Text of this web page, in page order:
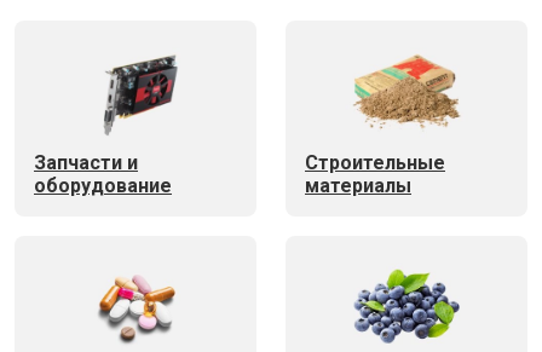
Запчасти и
оборудование
Строительные
материалы